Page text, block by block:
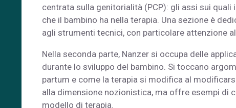
centrata sulla genitorialità (PCP): gli assi sui
che il bambino ha nella terapia. Una sezione è
agli strumenti tecnici, con particolare attenzione
Nella seconda parte, Nanzer si occupa delle
durante lo sviluppo del bambino. Si toccano
partum e come la terapia si modifica al
alla dimensione nozionistica, ma offre esempi di
modello di terapia.